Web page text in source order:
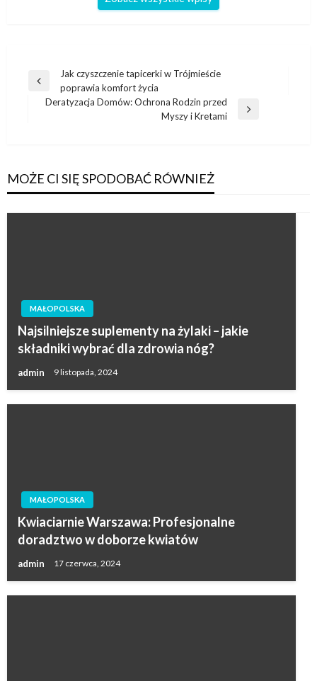
Nawigacja
wpisu
Poprzedni
wpis
Jak czyszczenie tapicerki w Trójmieście
poprawia komfort życia
Deratyzacja Domów: Ochrona Rodzin przed
Myszy i Kretami
MOŻE CI SIĘ SPODOBAĆ RÓWNIEŻ
MAŁOPOLSKA
Najsilniejsze suplementy na żylaki – jakie
składniki wybrać dla zdrowia nóg?
admin 9 listopada, 2024
MAŁOPOLSKA
Kwiaciarnie Warszawa: Profesjonalne
doradztwo w doborze kwiatów
admin 17 czerwca, 2024